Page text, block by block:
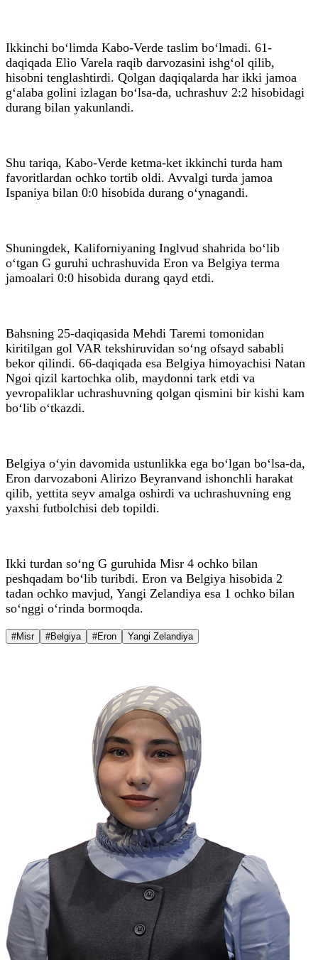
Ikkinchi bo‘limda Kabo-Verde taslim bo‘lmadi. 61-
daqiqada Elio Varela raqib darvozasini ishg‘ol qilib,
hisobni tenglashtirdi. Qolgan daqiqalarda har ikki jamoa
g‘alaba golini izlagan bo‘lsa-da, uchrashuv 2:2 hisobidagi
durang bilan yakunlandi.
Shu tariqa, Kabo-Verde ketma-ket ikkinchi turda ham
favoritlardan ochko tortib oldi. Avvalgi turda jamoa
Ispaniya bilan 0:0 hisobida durang o‘ynagandi.
Shuningdek, Kaliforniyaning Inglvud shahrida bo‘lib
o‘tgan G guruhi uchrashuvida Eron va Belgiya terma
jamoalari 0:0 hisobida durang qayd etdi.
Bahsning 25-daqiqasida Mehdi Taremi tomonidan
kiritilgan gol VAR tekshiruvidan so‘ng ofsayd sababli
bekor qilindi. 66-daqiqada esa Belgiya himoyachisi Natan
Ngoi qizil kartochka olib, maydonni tark etdi va
yevropaliklar uchrashuvning qolgan qismini bir kishi kam
bo‘lib o‘tkazdi.
Belgiya o‘yin davomida ustunlikka ega bo‘lgan bo‘lsa-da,
Eron darvozaboni Alirizo Beyranvand ishonchli harakat
qilib, yettita seyv amalga oshirdi va uchrashuvning eng
yaxshi futbolchisi deb topildi.
Ikki turdan so‘ng G guruhida Misr 4 ochko bilan
peshqadam bo‘lib turibdi. Eron va Belgiya hisobida 2
tadan ochko mavjud, Yangi Zelandiya esa 1 ochko bilan
so‘nggi o‘rinda bormoqda.
#Misr #Belgiya #Eron Yangi Zelandiya